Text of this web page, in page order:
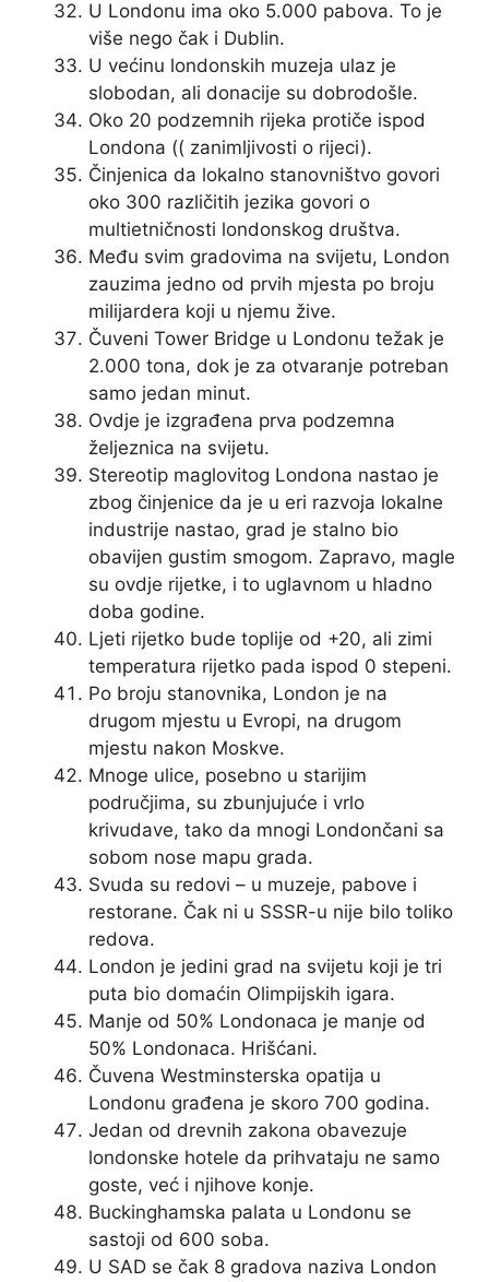
U Londonu ima oko 5.000 pabova. To je
više nego čak i Dublin.
U većinu londonskih muzeja ulaz je
slobodan, ali donacije su dobrodošle.
Oko 20 podzemnih rijeka protiče ispod
Londona (( zanimljivosti o rijeci).
Činjenica da lokalno stanovništvo govori
oko 300 različitih jezika govori o
multietničnosti londonskog društva.
Među svim gradovima na svijetu, London
zauzima jedno od prvih mjesta po broju
milijardera koji u njemu žive.
Čuveni Tower Bridge u Londonu težak je
2.000 tona, dok je za otvaranje potreban
samo jedan minut.
Ovdje je izgrađena prva podzemna
željeznica na svijetu.
Stereotip maglovitog Londona nastao je
zbog činjenice da je u eri razvoja lokalne
industrije nastao, grad je stalno bio
obavijen gustim smogom. Zapravo, magle
su ovdje rijetke, i to uglavnom u hladno
doba godine.
Ljeti rijetko bude toplije od +20, ali zimi
temperatura rijetko pada ispod 0 stepeni.
Po broju stanovnika, London je na
drugom mjestu u Evropi, na drugom
mjestu nakon Moskve.
Mnoge ulice, posebno u starijim
područjima, su zbunjujuće i vrlo
krivudave, tako da mnogi Londončani sa
sobom nose mapu grada.
Svuda su redovi – u muzeje, pabove i
restorane. Čak ni u SSSR-u nije bilo toliko
redova.
London je jedini grad na svijetu koji je tri
puta bio domaćin Olimpijskih igara.
Manje od 50% Londonaca je manje od
50% Londonaca. Hrišćani.
Čuvena Westminsterska opatija u
Londonu građena je skoro 700 godina.
Jedan od drevnih zakona obavezuje
londonske hotele da prihvataju ne samo
goste, već i njihove konje.
Buckinghamska palata u Londonu se
sastoji od 600 soba.
U SAD se čak 8 gradova naziva London